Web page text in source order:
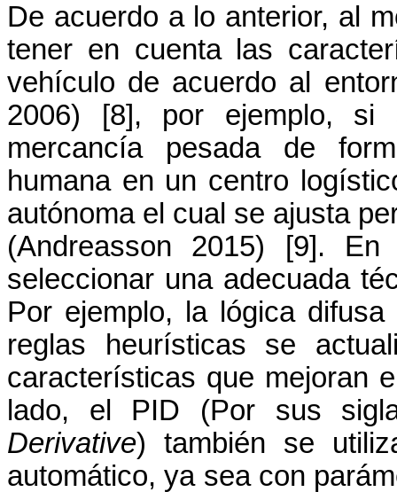
De acuerdo a lo anterior, al
tener en cuenta las
vehículo de acuerdo al
2006) [8], por ejemplo, si
mercancía pesada de
humana en un centro
autónoma el cual se ajusta
(Andreasson 2015) [9]. En
seleccionar una adecuada
Por ejemplo, la lógica
reglas heurísticas se
características que mejoran
lado, el PID (Por sus
Derivative) también se
automático, ya sea con